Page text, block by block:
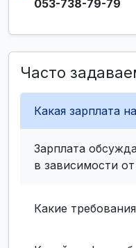
053-738-79-79
Часто
Какая зарплата
Зарплата
в зависимости
Какие